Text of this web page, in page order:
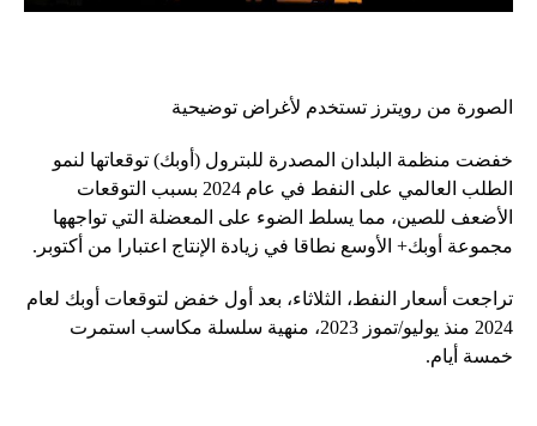
الصورة من رويترز تستخدم لأغراض توضيحية
خفضت منظمة البلدان المصدرة للبترول (أوبك) توقعاتها لنمو
الطلب العالمي على النفط في عام 2024 بسبب التوقعات
الأضعف للصين، مما يسلط الضوء على المعضلة التي تواجهها
مجموعة أوبك+ الأوسع نطاقا في زيادة الإنتاج اعتبارا من أكتوبر.
تراجعت أسعار النفط، الثلاثاء، بعد أول خفض لتوقعات أوبك لعام
2024 منذ يوليو/تموز 2023، منهية سلسلة مكاسب استمرت
خمسة أيام.